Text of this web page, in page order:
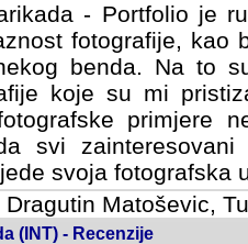
- Portfolio je
fotografije, kao
benda. Na to
koje su mi
primjere
umijeca.
Dragutin Matoševic,
(INT) - Recenzije